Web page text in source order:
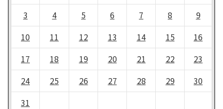
3
4 5 6 7 8
9
10
11 12 13 14 15
16
17
18 19 20 21 22
23
24
25 26 27 28 29
30
31